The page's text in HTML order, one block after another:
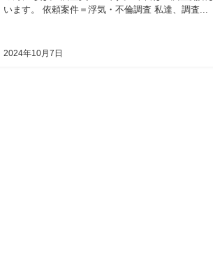
2024年10月7日
います。 依頼案件＝浮気・不倫調査 私達、調査...